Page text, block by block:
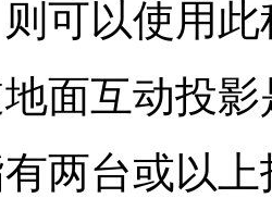
可以使用
面互动投
两台或以